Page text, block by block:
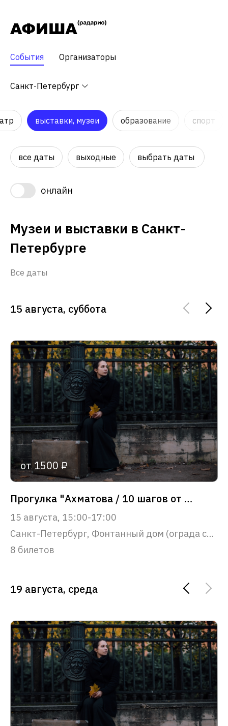
События Организаторы
Санкт-Петербург
выставки, музеи образование спорт
все даты выходные выбрать даты
онлайн
Музеи и выставки в Санкт-
Петербурге
Все даты
15 августа, суббота
от 1500 ₽
Прогулка "Ахматова / 10 шагов от Фонтанного дома до Крестов"
15 августа, 15:00-17:00
Санкт-Петербург, Фонтанный дом (ограда со стороны набережной реки Фонтанки)
8 билетов
19 августа, среда